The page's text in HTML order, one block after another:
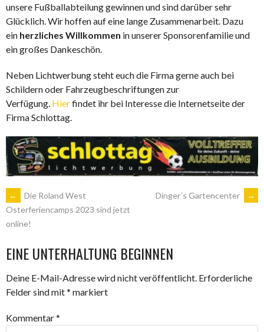
unsere Fußballabteilung gewinnen und sind darüber sehr
Glücklich. Wir hoffen auf eine lange Zusammenarbeit. Dazu
ein herzliches Willkommen in unserer Sponsorenfamilie und
ein großes Dankeschön.
Neben Lichtwerbung steht euch die Firma gerne auch bei
Schildern oder Fahrzeugbeschriftungen zur
Verfügung. Hierfindet ihr bei Interesse die Internetseite der
Firma Schlottag.
ARTIKEL-
NAVIGATION
←
Die Roland West
Osterferiencamps 2023 sind jetzt
online!
Dinger´s Gartencenter →
EINE UNTERHALTUNG BEGINNEN
Deine E-Mail-Adresse wird nicht veröffentlicht. Erforderliche
Felder sind mit* markiert
Kommentar*